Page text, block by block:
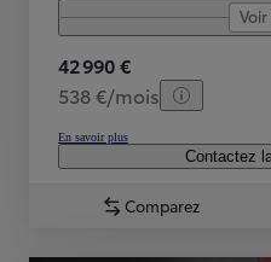
42 990 €
538 €/mois
En savoir plus
Contactez
Comparez